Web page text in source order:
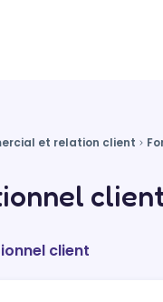
et relation client
client